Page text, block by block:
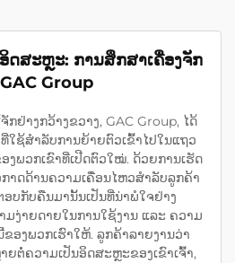
ດສະຫຼະ: ການສຶກສາເຄື່ອງຈັກ
Group
ຢ່າງກວ້າງຂວາງ, GAC Group, ໄດ້
ໃຊ້ສຳລັບການຍ້າຍຕົວເຂົ້າໄປໃນແຖວ
ງພວກເຂົາທີ່ເປີດຕົວໃໝ່. ດ້ວຍການເຮັດ
ກາດດ້ານຄວາມເຄື່ອນໄຫວສຳລັບລູກຄ້າ
ບກັບຄືນມານັ້ນເປັນທີ່ນ່າພໍໃຈຢ່າງ
ມງ່າຍດາຍໃນການໃຊ້ງານ ແລະ ຄວາມ
ອງພວກເຮົາໃຫ້. ລູກຄ້າລາຍງານວ່າ
ຕໍ່ຄວາມເປັນອິດສະຫຼະຂອງເຂົາເຈົ້າ,